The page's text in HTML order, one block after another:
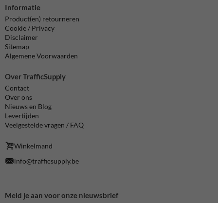
Informatie
Product(en) retourneren
Cookie / Privacy
Disclaimer
Sitemap
Algemene Voorwaarden
Over TrafficSupply
Contact
Over ons
Nieuws en Blog
Levertijden
Veelgestelde vragen / FAQ
Winkelmand
info@trafficsupply.be
Meld je aan voor onze nieuwsbrief